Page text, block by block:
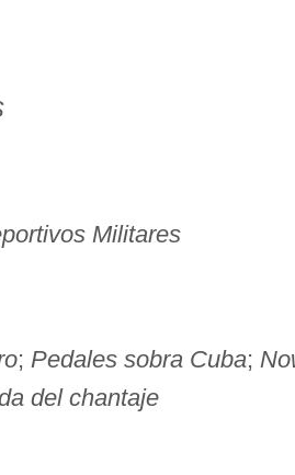
Militares
; Pedales sobra Cuba;
del chantaje